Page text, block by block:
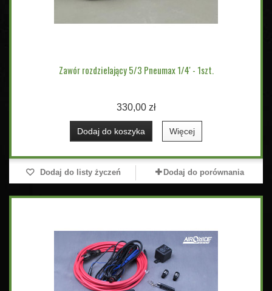
Zawór rozdzielający 5/3 Pneumax 1/4' - 1szt.
330,00 zł
Dodaj do koszyka Więcej
Dodaj do listy życzeń Dodaj do porównania